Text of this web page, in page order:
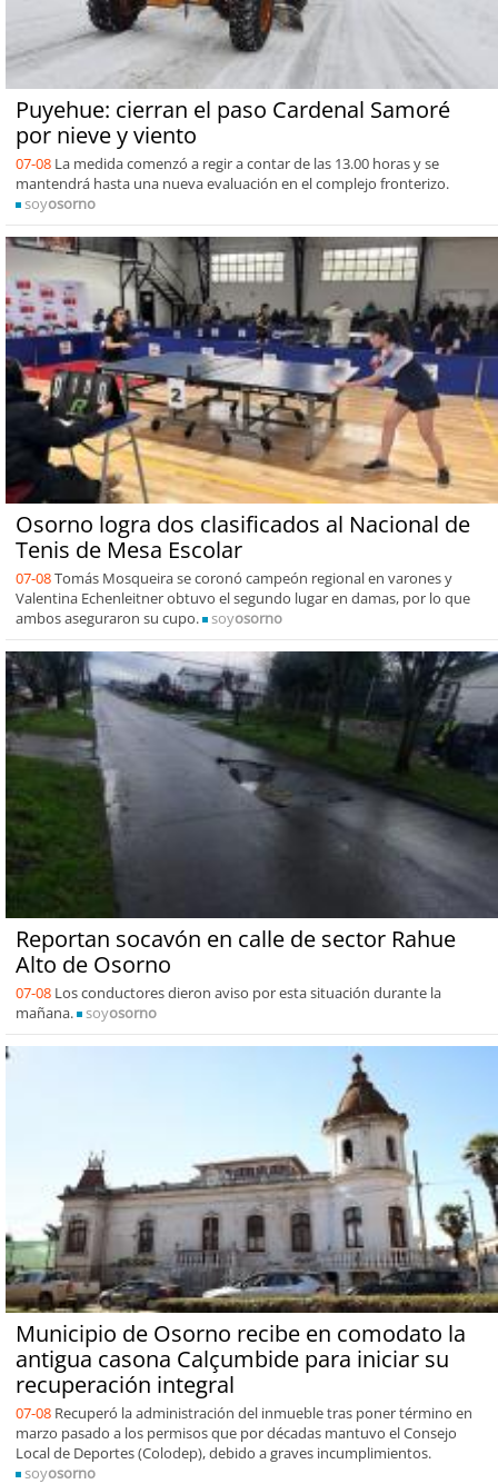
Puyehue: cierran el paso Cardenal Samoré
por nieve y viento
07-08 La medida comenzó a regir a contar de las 13.00 horas y se
mantendrá hasta una nueva evaluación en el complejo fronterizo.
soyosorno
Osorno logra dos clasificados al Nacional de
Tenis de Mesa Escolar
07-08Tomás Mosqueira se coronó campeón regional en varones y
Valentina Echenleitner obtuvo el segundo lugar en damas, por lo que
ambos aseguraron su cupo.
soyosorno
Reportan socavón en calle de sector Rahue
Alto de Osorno
07-08 Los conductores dieron aviso por esta situación durante la
mañana.
soyosorno
Municipio de Osorno recibe en comodato la
antigua casona Calçumbide para iniciar su
recuperación integral
07-08 Recuperó la administración del inmueble tras poner término en
marzo pasado a los permisos que por décadas mantuvo el Consejo
Local de Deportes (Colodep), debido a graves incumplimientos.
soyosorno